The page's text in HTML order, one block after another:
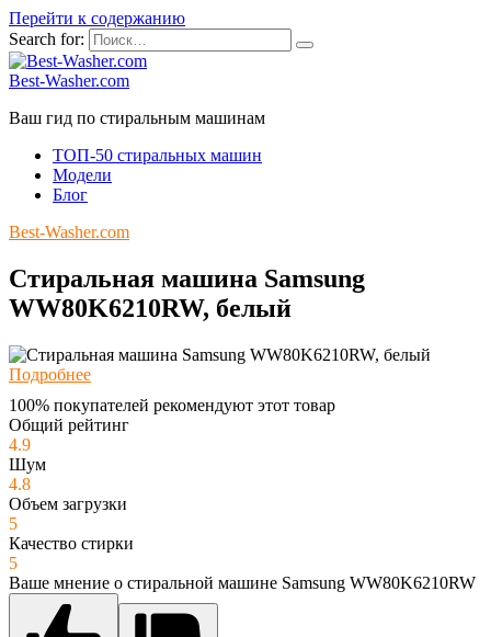
Перейти к содержанию
Search for:
Best-Washer.com
Ваш гид по стиральным машинам
ТОП-50 стиральных машин
Модели
Блог
Best-Washer.com
Стиральная машина Samsung
WW80K6210RW, белый
Подробнее
100% покупателей рекомендуют этот товар
Общий рейтинг
4.9
Шум
4.8
Объем загрузки
5
Качество стирки
5
Ваше мнение о стиральной машине Samsung WW80K6210RW